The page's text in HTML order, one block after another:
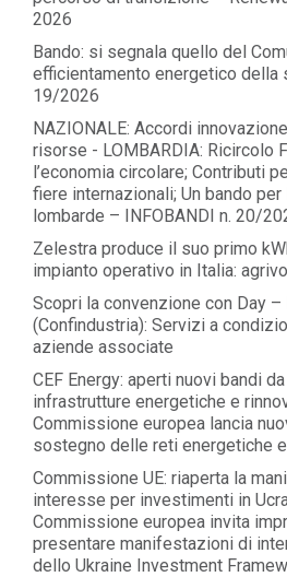
2026
Bando: si segnala quello del
efficientamento energetico della
19/2026
NAZIONALE: Accordi
risorse - LOMBARDIA: Ricircolo
l’economia circolare; Contributi
fiere internazionali; Un bando
lombarde – INFOBANDI n. 20/
Zelestra produce il suo primo
impianto operativo in Italia:
Scopri la convenzione con Day
(Confindustria): Servizi a
aziende associate
CEF Energy: aperti nuovi bandi
infrastrutture energetiche e
Commissione europea lancia
sostegno delle reti energetiche
Commissione UE: riaperta la
interesse per investimenti in
Commissione europea invita
presentare manifestazioni di
dello Ukraine Investment